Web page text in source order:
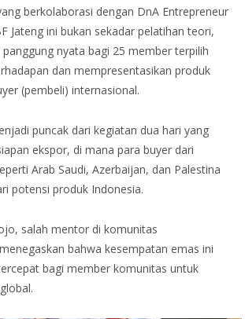
berkolaborasi dengan DnA Entrepreneur
Jateng ini bukan sekadar pelatihan teori,
nyata bagi 25 member terpilih
dan mempresentasikan produk
(pembeli) internasional.
puncak dari kegiatan dua hari yang
ekspor, di mana para buyer dari
Arab Saudi, Azerbaijan, dan Palestina
potensi produk Indonesia.
salah mentor di komunitas
menegaskan bahwa kesempatan emas ini
bagi member komunitas untuk